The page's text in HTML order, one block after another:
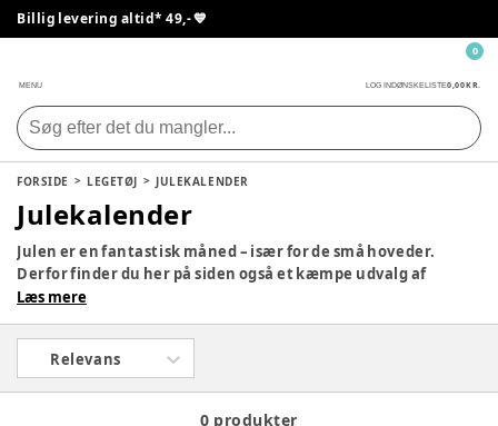
Billig levering altid* 49,- 💙
MENU LOG INDØNSKELISTE0,00 KR.
0
FORSIDE LEGETØJ JULEKALENDER
Julekalender
Julen er en fantastisk måned – især for de små hoveder.
Derfor finder du her på siden også et kæmpe udvalg af
julekalendere, så dit barn kan få en lille gave hver dag i
om der ikke er en, som vil falde i god jord hjemme hos jer.
Læs mere
Relevans
0 produkter